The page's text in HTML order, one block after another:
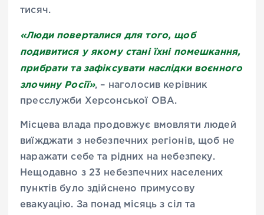
тисяч.
«Люди поверталися для того, щоб
подивитися у якому стані їхні помешкання,
прибрати та зафіксувати наслідки воєнного
злочину Росії», – наголосив керівник
пресслужби Херсонської ОВА.
Місцева влада продовжує вмовляти людей
виїжджати з небезпечних регіонів, щоб не
наражати себе та рідних на небезпеку.
Нещодавно з 23 небезпечних населених
пунктів було здійснено примусову
евакуацію. За понад місяць з сіл та